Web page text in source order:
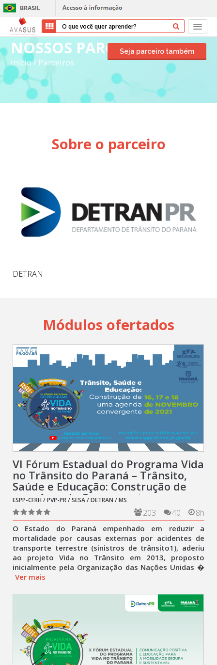
Início
Cursos
Parceiros
Transparência
Cadastrar
NOSSOS PARCEIROS
Início/ Parceiros
Seja parceiro também
Sobre o parceiro
DETRAN
Módulos ofertados
VI Fórum Estadual do Programa Vida
no Trânsito do Paraná – Trânsito,
Saúde e Educação: Construção de
uma Agenda Convergente
ESPP-CFRH / PVP-PR / SESA / DETRAN / MS
8h
40
203
O Estado do Paraná empenhado em reduzir a
mortalidade por causas externas por acidentes de
transporte terrestre (sinistros de trânsito1), aderiu
ao projeto Vida no Trânsito em 2013, proposto
inicialmente pela Organização das Nações Unidas �
Ver mais